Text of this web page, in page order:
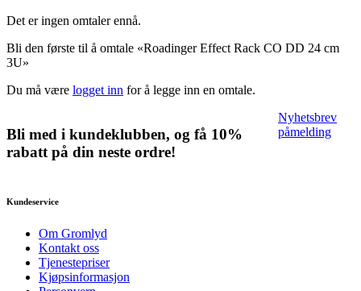
Det er ingen omtaler ennå.
Bli den første til å omtale «Roadinger Effect Rack CO DD 24 cm
3U»
Du må være logget inn for å legge inn en omtale.
Bli med i kundeklubben, og få 10%
rabatt på din neste ordre!
Nyhetsbrev
påmelding
Kundeservice
Om Gromlyd
Kontakt oss
Tjenestepriser
Kjøpsinformasjon